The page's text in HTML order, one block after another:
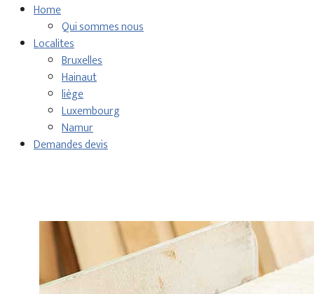
Home
Qui sommes nous
Localites
Bruxelles
Hainaut
liège
Luxembourg
Namur
Demandes devis